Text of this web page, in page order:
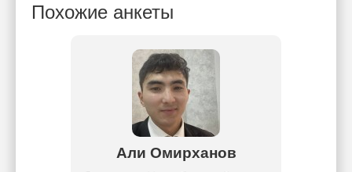
Похожие анкеты
Али Омирханов